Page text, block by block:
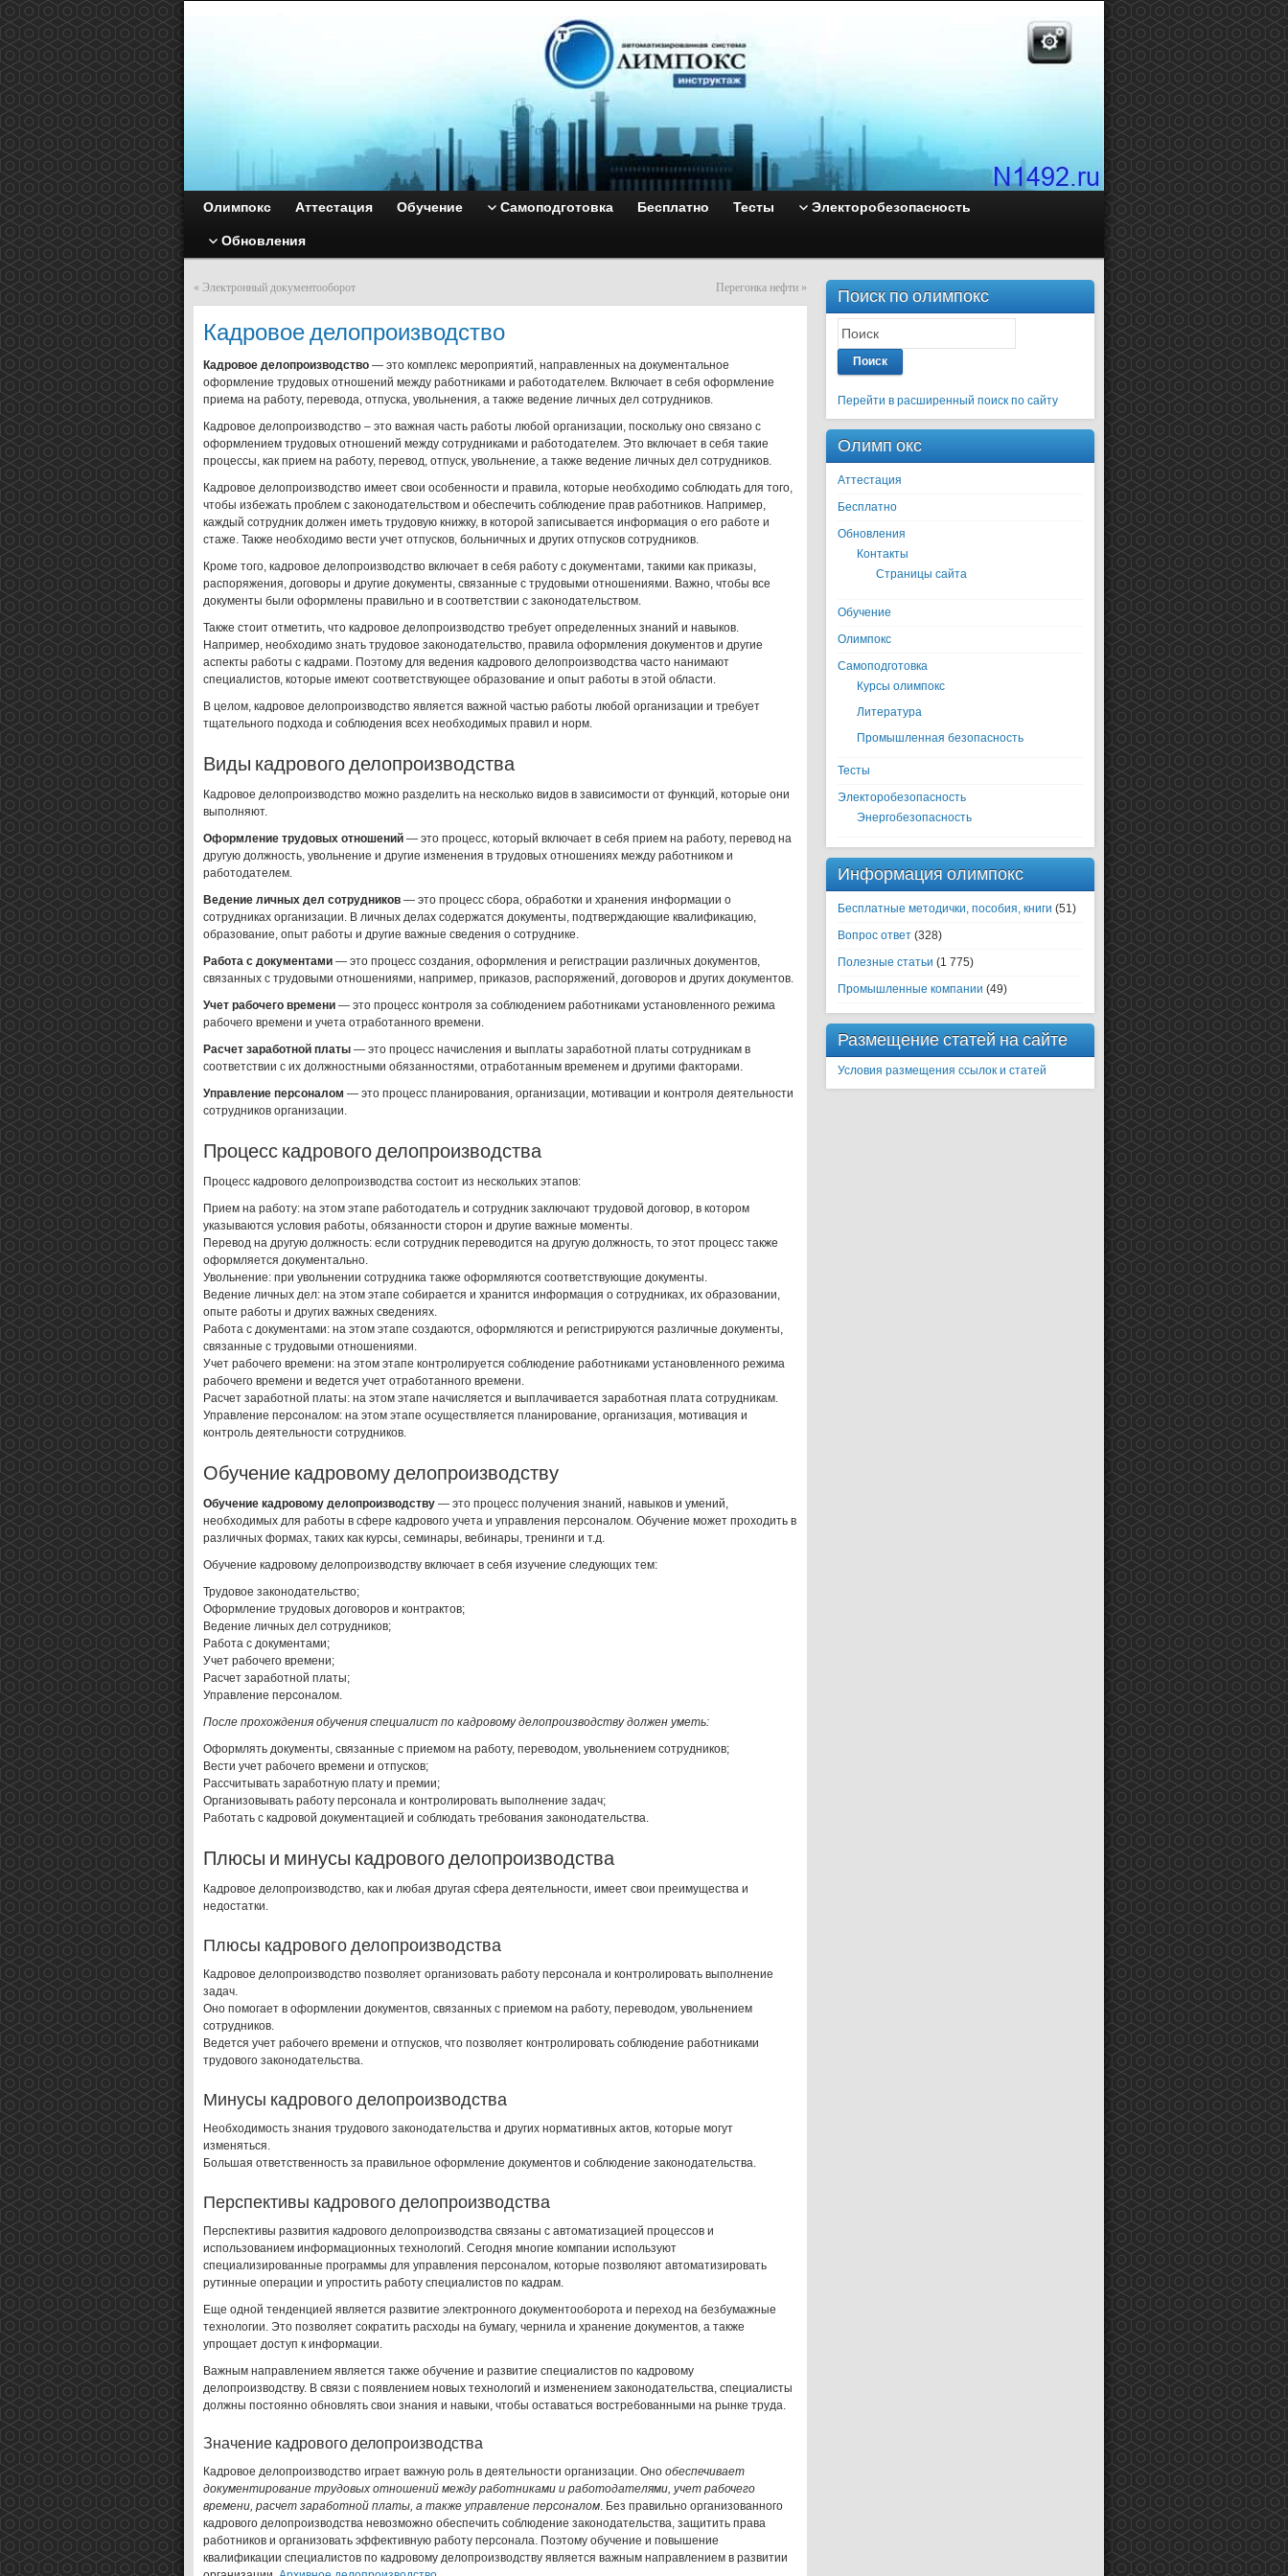
Олимпокс Аттестация Обучение Самоподготовка Бесплатно Тесты Электоробезопасность
Обновления
« Электронный документооборот Перегонка нефти »
Кадровое делопроизводство
Кадровое делопроизводство — это комплекс мероприятий, направленных на документальное
оформление трудовых отношений между работниками и работодателем. Включает в себя оформление
приема на работу, перевода, отпуска, увольнения, а также ведение личных дел сотрудников.
Кадровое делопроизводство – это важная часть работы любой организации, поскольку оно связано с
оформлением трудовых отношений между сотрудниками и работодателем. Это включает в себя такие
процессы, как прием на работу, перевод, отпуск, увольнение, а также ведение личных дел сотрудников.
Кадровое делопроизводство имеет свои особенности и правила, которые необходимо соблюдать для того,
чтобы избежать проблем с законодательством и обеспечить соблюдение прав работников. Например,
каждый сотрудник должен иметь трудовую книжку, в которой записывается информация о его работе и
стаже. Также необходимо вести учет отпусков, больничных и других отпусков сотрудников.
Кроме того, кадровое делопроизводство включает в себя работу с документами, такими как приказы,
распоряжения, договоры и другие документы, связанные с трудовыми отношениями. Важно, чтобы все
документы были оформлены правильно и в соответствии с законодательством.
Также стоит отметить, что кадровое делопроизводство требует определенных знаний и навыков.
Например, необходимо знать трудовое законодательство, правила оформления документов и другие
аспекты работы с кадрами. Поэтому для ведения кадрового делопроизводства часто нанимают
специалистов, которые имеют соответствующее образование и опыт работы в этой области.
В целом, кадровое делопроизводство является важной частью работы любой организации и требует
тщательного подхода и соблюдения всех необходимых правил и норм.
Виды кадрового делопроизводства
Кадровое делопроизводство можно разделить на несколько видов в зависимости от функций, которые они
выполняют.
Оформление трудовых отношений — это процесс, который включает в себя прием на работу, перевод на
другую должность, увольнение и другие изменения в трудовых отношениях между работником и
работодателем.
Ведение личных дел сотрудников — это процесс сбора, обработки и хранения информации о
сотрудниках организации. В личных делах содержатся документы, подтверждающие квалификацию,
образование, опыт работы и другие важные сведения о сотруднике.
Работа с документами — это процесс создания, оформления и регистрации различных документов,
связанных с трудовыми отношениями, например, приказов, распоряжений, договоров и других документов.
Учет рабочего времени — это процесс контроля за соблюдением работниками установленного режима
рабочего времени и учета отработанного времени.
Расчет заработной платы — это процесс начисления и выплаты заработной платы сотрудникам в
соответствии с их должностными обязанностями, отработанным временем и другими факторами.
Управление персоналом — это процесс планирования, организации, мотивации и контроля деятельности
сотрудников организации.
Процесс кадрового делопроизводства
Процесс кадрового делопроизводства состоит из нескольких этапов:
Прием на работу: на этом этапе работодатель и сотрудник заключают трудовой договор, в котором
указываются условия работы, обязанности сторон и другие важные моменты.
Перевод на другую должность: если сотрудник переводится на другую должность, то этот процесс также
оформляется документально.
Увольнение: при увольнении сотрудника также оформляются соответствующие документы.
Ведение личных дел: на этом этапе собирается и хранится информация о сотрудниках, их образовании,
опыте работы и других важных сведениях.
Работа с документами: на этом этапе создаются, оформляются и регистрируются различные документы,
связанные с трудовыми отношениями.
Учет рабочего времени: на этом этапе контролируется соблюдение работниками установленного режима
рабочего времени и ведется учет отработанного времени.
Расчет заработной платы: на этом этапе начисляется и выплачивается заработная плата сотрудникам.
Управление персоналом: на этом этапе осуществляется планирование, организация, мотивация и
контроль деятельности сотрудников.
Обучение кадровому делопроизводству
Обучение кадровому делопроизводству — это процесс получения знаний, навыков и умений,
необходимых для работы в сфере кадрового учета и управления персоналом. Обучение может проходить в
различных формах, таких как курсы, семинары, вебинары, тренинги и т.д.
Обучение кадровому делопроизводству включает в себя изучение следующих тем:
Трудовое законодательство;
Оформление трудовых договоров и контрактов;
Ведение личных дел сотрудников;
Работа с документами;
Учет рабочего времени;
Расчет заработной платы;
Управление персоналом.
После прохождения обучения специалист по кадровому делопроизводству должен уметь:
Оформлять документы, связанные с приемом на работу, переводом, увольнением сотрудников;
Вести учет рабочего времени и отпусков;
Рассчитывать заработную плату и премии;
Организовывать работу персонала и контролировать выполнение задач;
Работать с кадровой документацией и соблюдать требования законодательства.
Плюсы и минусы кадрового делопроизводства
Кадровое делопроизводство, как и любая другая сфера деятельности, имеет свои преимущества и
недостатки.
Плюсы кадрового делопроизводства
Кадровое делопроизводство позволяет организовать работу персонала и контролировать выполнение
задач.
Оно помогает в оформлении документов, связанных с приемом на работу, переводом, увольнением
сотрудников.
Ведется учет рабочего времени и отпусков, что позволяет контролировать соблюдение работниками
трудового законодательства.
Минусы кадрового делопроизводства
Необходимость знания трудового законодательства и других нормативных актов, которые могут
изменяться.
Большая ответственность за правильное оформление документов и соблюдение законодательства.
Перспективы кадрового делопроизводства
Перспективы развития кадрового делопроизводства связаны с автоматизацией процессов и
использованием информационных технологий. Сегодня многие компании используют
специализированные программы для управления персоналом, которые позволяют автоматизировать
рутинные операции и упростить работу специалистов по кадрам.
Еще одной тенденцией является развитие электронного документооборота и переход на безбумажные
технологии. Это позволяет сократить расходы на бумагу, чернила и хранение документов, а также
упрощает доступ к информации.
Важным направлением является также обучение и развитие специалистов по кадровому
делопроизводству. В связи с появлением новых технологий и изменением законодательства, специалисты
должны постоянно обновлять свои знания и навыки, чтобы оставаться востребованными на рынке труда.
Значение кадрового делопроизводства
Кадровое делопроизводство играет важную роль в деятельности организации. Оно обеспечивает
документирование трудовых отношений между работниками и работодателями, учет рабочего
времени, расчет заработной платы, а также управление персоналом. Без правильно организованного
кадрового делопроизводства невозможно обеспечить соблюдение законодательства, защитить права
работников и организовать эффективную работу персонала. Поэтому обучение и повышение
квалификации специалистов по кадровому делопроизводству является важным направлением в развитии
Поиск по олимпокс
Поиск
Перейти в расширенный поиск по сайту
Олимп окс
Аттестация
Бесплатно
Обновления
Контакты
Страницы сайта
Обучение
Олимпокс
Самоподготовка
Курсы олимпокс
Литература
Промышленная безопасность
Тесты
Электоробезопасность
Энергобезопасность
Информация олимпокс
Бесплатные методички, пособия, книги (51)
Вопрос ответ (328)
Полезные статьи (1 775)
Промышленные компании (49)
Размещение статей на сайте
Условия размещения ссылок и статей